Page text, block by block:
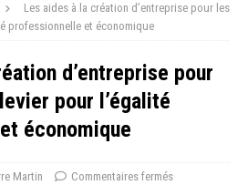
Les aides à la création d’entreprise pour les
professionnelle et économique
d’entreprise pour
pour l’égalité
économique
Martin Commentaires fermés